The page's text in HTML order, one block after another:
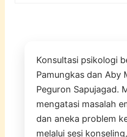
Konsultasi psikologi
Pamungkas dan Aby
Peguron Sapujagad.
mengatasi masalah
dan aneka problem
melalui sesi